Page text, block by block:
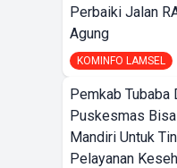
Perbaiki Jalan
Agung
KOMINFO LAMSEL
Pemkab Tubaba
Puskesmas
Mandiri Untuk
Pelayanan